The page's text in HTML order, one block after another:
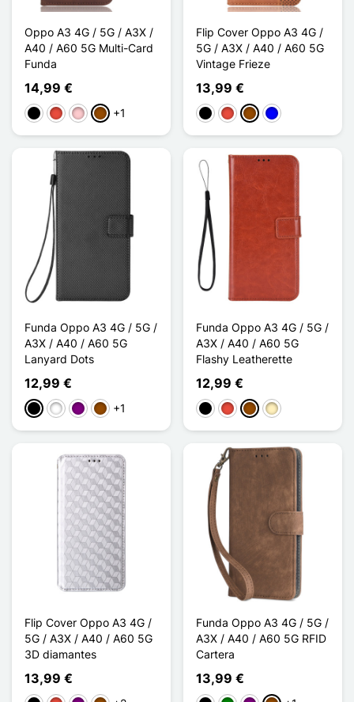
Oppo A3 4G / 5G / A3X /
A40 / A60 5G Multi-Card
Funda
14,99 €
NegroRojoRosaMarrón
+1
Flip Cover Oppo A3 4G /
5G / A3X / A40 / A60 5G
Vintage Frieze
13,99 €
NegroRojoMarrón
Azul
Funda Oppo A3 4G / 5G /
A3X / A40 / A60 5G
Lanyard Dots
12,99 €
NegroBlancoPúrpuraMarrón
+1
Funda Oppo A3 4G / 5G /
A3X / A40 / A60 5G
Flashy Leatherette
12,99 €
NegroRojoMarrón
Oro
Flip Cover Oppo A3 4G /
5G / A3X / A40 / A60 5G
3D diamantes
13,99 €
Funda Oppo A3 4G / 5G /
A3X / A40 / A60 5G RFID
Cartera
13,99 €